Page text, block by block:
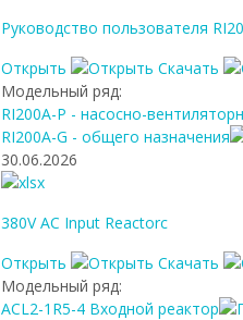
Руководство пользователя
Открыть
Скачать
Модельный ряд:
RI200A-P - насосно-
RI200A-G - общего назначения
30.06.2026
380V AC Input Reactorc
Открыть
Скачать
Модельный ряд:
ACL2-1R5-4 Входной реактор